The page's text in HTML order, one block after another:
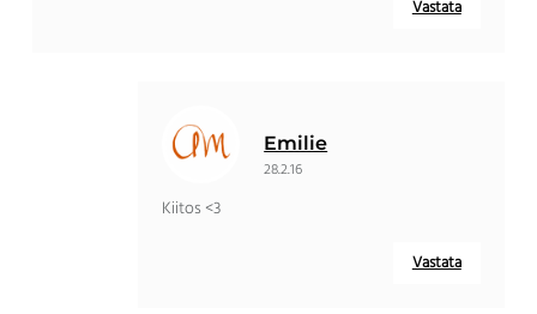
Vastata
Emilie
28.2.16
Kiitos <3
Vastata